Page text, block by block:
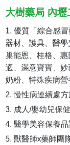
大樹藥局 內壢
優質「綜合感
器材、護具、醫
巢能恩、桂格、
適、滿意寶寶、
奶粉、特殊疾病
慢性病連續處
成人/嬰幼兒保
醫學美容保養
獸醫師x藥師團